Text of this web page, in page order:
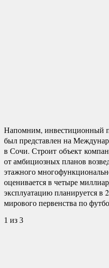
Напомним, инвестиционный
был представлен на
в Сочи. Строит объект
от амбициозных планов
этажного
оценивается в четыре
эксплуатацию планируется в
мирового первенства по
1 из 3